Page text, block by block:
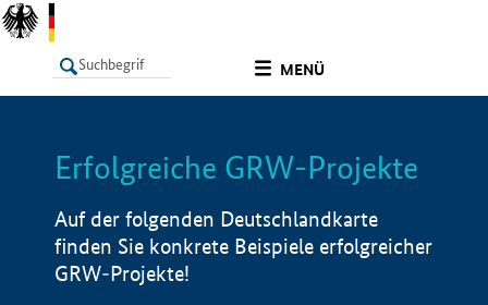
MENÜ
LISTE Info
Erfolgreiche GRW-Projekte
Auf der folgenden Deutschlandkarte
finden Sie konkrete Beispiele erfolgreicher
GRW-Projekte!